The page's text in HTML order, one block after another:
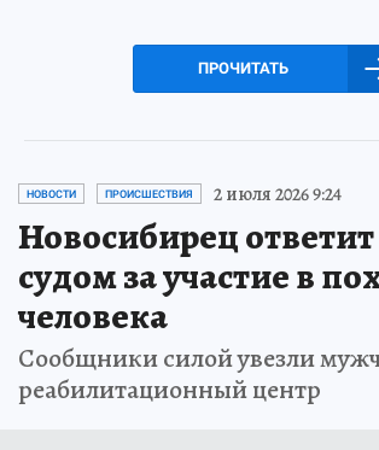
ПРОЧИТАТЬ
НОВОСТИ ПРОИСШЕСТВИЯ 2 июля 2026 9:24
Новосибирец
судом за участие в
человека
Сообщники силой увезли
реабилитационный центр